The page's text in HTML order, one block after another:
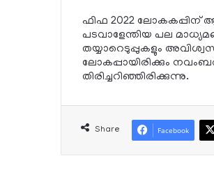
ഫിഫ 2022 ലോകകപ്പിന്
പടവാളേന്തിയ പല
തയ്യാറെടുപ്പുകളും
ലോകപ്പായിരിക്കും
തിരിച്ചറിഞ്ഞിരിക്കുന്നു.
Share Facebook